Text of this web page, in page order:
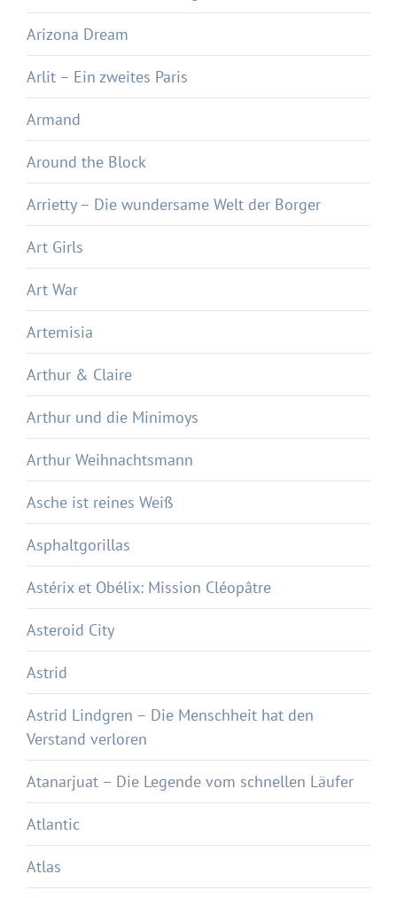
Arizona Dream
Arlit – Ein zweites Paris
Armand
Around the Block
Arrietty – Die wundersame Welt der Borger
Art Girls
Art War
Artemisia
Arthur & Claire
Arthur und die Minimoys
Arthur Weihnachtsmann
Asche ist reines Weiß
Asphaltgorillas
Astérix et Obélix: Mission Cléopâtre
Asteroid City
Astrid
Astrid Lindgren – Die Menschheit hat den
Verstand verloren
Atanarjuat – Die Legende vom schnellen Läufer
Atlantic
Atlas